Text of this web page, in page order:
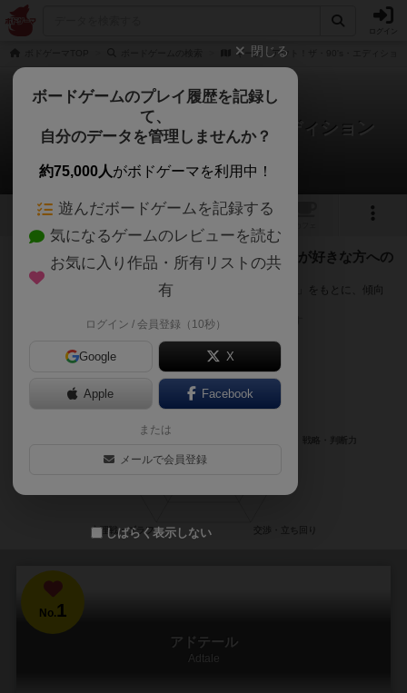
ギーク・アウト！ザ・90's・エディション
ギーク・アウト！ザ・90's・エディション
次のおすすめボードゲーム
1
『ギーク・アウト！ザ・90's・エディション』が好きな方への
おすすめ
このゲームのトップページで投票された「プレイ感の評価」をもとに、傾向
※リストには一定の投票数がある作品のみを表示しています
No.1
アドテール
Adtale
閉じる
ボードゲームのプレイ履歴を記録し
て、
自分のデータを管理しませんか？
約75,000人がボドゲーマを利用中！
遊んだボードゲームを記録する
気になるゲームのレビューを読む
お気に入り作品・所有リストの共
有
ログイン / 会員登録（10秒）
Google X
Apple Facebook
または
メールで会員登録
しばらく表示しない